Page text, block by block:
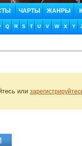
ЧАРТЫ ЖАНРЫ
Q R S T U V W X Y
или